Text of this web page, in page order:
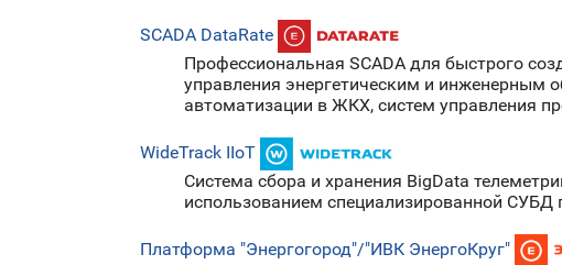
SCADA DataRate
Профессиональная SCADA для быстрого
управления энергетическим и инженерным
автоматизации в ЖКХ, систем управления
WideTrack IIoT
Система сбора и хранения BigData
использованием специализированной СУБД
Платформа "Энергогород"/"ИВК ЭнергоКруг"